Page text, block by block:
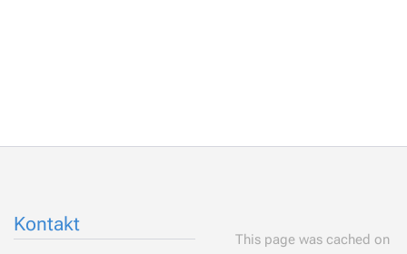
Kontakt
This page was cached on